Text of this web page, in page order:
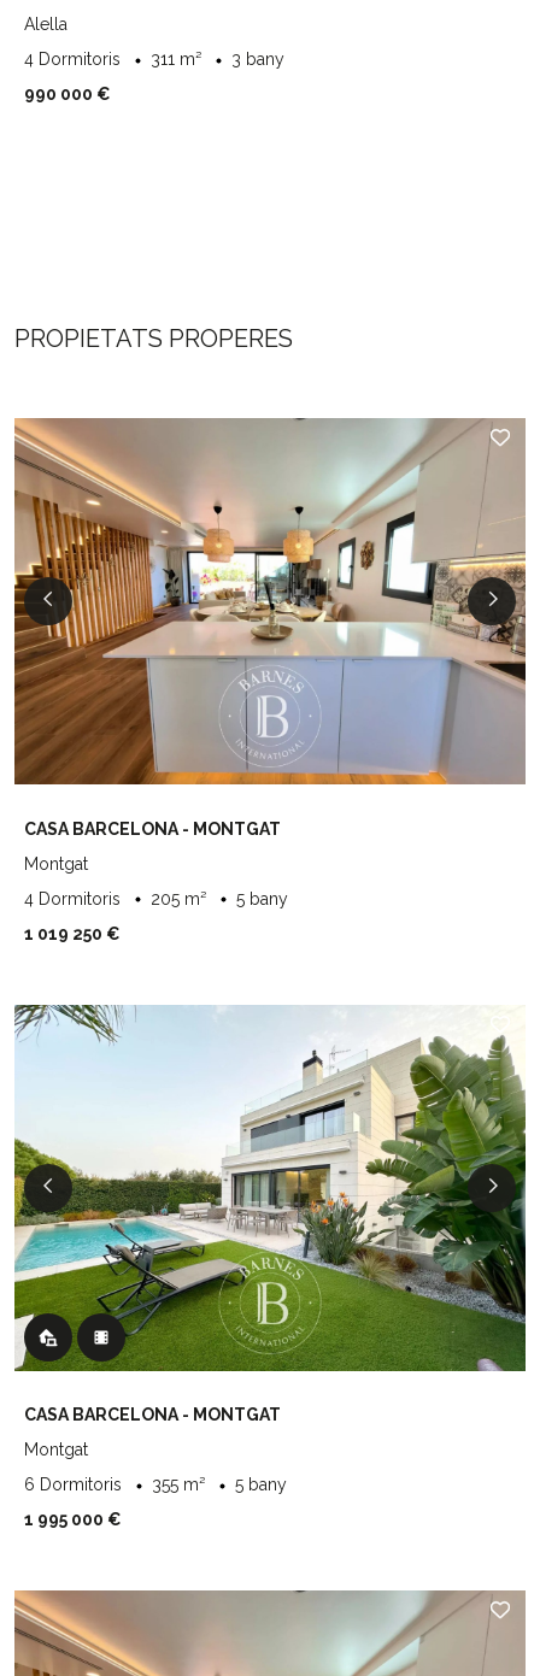
Alella
4 Dormitoris
311 m²
3 bany
990 000 €
PROPIETATS PROPERES
CASA BARCELONA - MONTGAT
Montgat
4 Dormitoris
205 m²
5 bany
1 019 250 €
CASA BARCELONA - MONTGAT
Montgat
6 Dormitoris
355 m²
5 bany
1 995 000 €